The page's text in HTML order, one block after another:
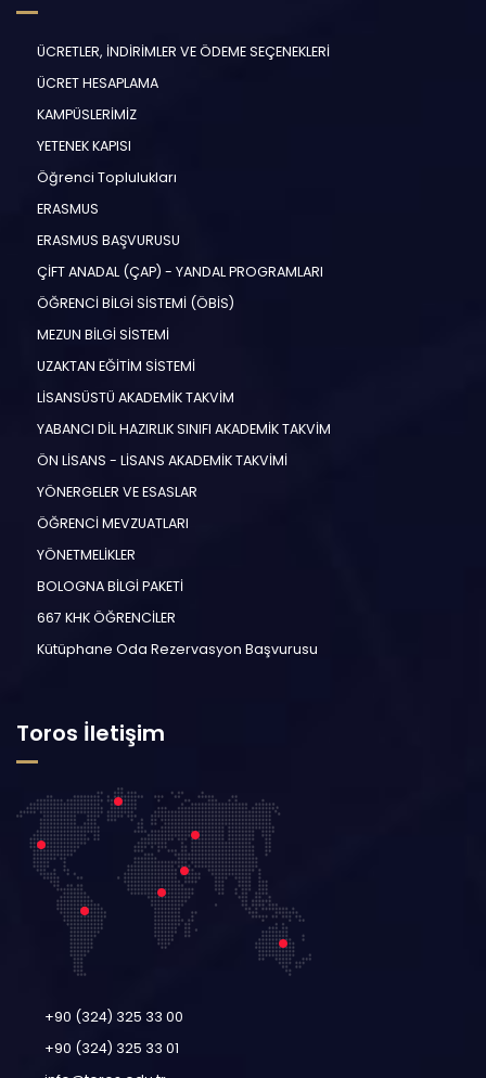
ÜCRETLER, İNDİRİMLER VE ÖDEME SEÇENEKLERİ
ÜCRET HESAPLAMA
KAMPÜSLERİMİZ
YETENEK KAPISI
Öğrenci Toplulukları
ERASMUS
ERASMUS BAŞVURUSU
ÇİFT ANADAL (ÇAP) - YANDAL PROGRAMLARI
ÖĞRENCİ BİLGİ SİSTEMİ (ÖBİS)
MEZUN BİLGİ SİSTEMİ
UZAKTAN EĞİTİM SİSTEMİ
LİSANSÜSTÜ AKADEMİK TAKVİM
YABANCI DİL HAZIRLIK SINIFI AKADEMİK TAKVİM
ÖN LİSANS - LİSANS AKADEMİK TAKVİMİ
YÖNERGELER VE ESASLAR
ÖĞRENCİ MEVZUATLARI
YÖNETMELİKLER
BOLOGNA BİLGİ PAKETİ
667 KHK ÖĞRENCİLER
Kütüphane Oda Rezervasyon Başvurusu
Toros İletişim
+90 (324) 325 33 00
+90 (324) 325 33 01